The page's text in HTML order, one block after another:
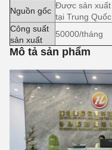
Nguồn gốc
Được sản xuất
tại Trung Quốc
Công suất
sản xuất
50000/tháng
Mô tả sản phẩm